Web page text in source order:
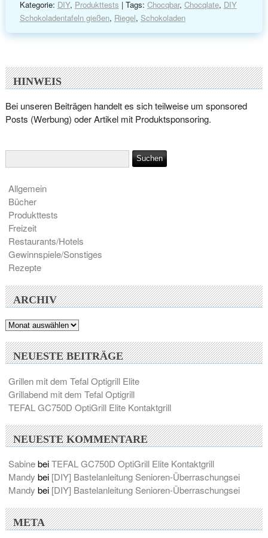
Kategorie: DIY, Produkttests | Tags: Chocqbar, Chocqlate, DIY
Schokoladentafeln gießen, Riegel, Schokoladen
HINWEIS
Bei unseren Beiträgen handelt es sich teilweise um sponsored
Posts (Werbung) oder Artikel mit Produktsponsoring.
Allgemein
Bücher
Produkttests
Freizeit
Restaurants/Hotels
Gewinnspiele/Sonstiges
Rezepte
ARCHIV
Archiv
NEUESTE BEITRÄGE
Grillen mit dem Tefal Optigrill Elite
Grillabend mit dem Tefal Optigrill
TEFAL GC750D OptiGrill Elite Kontaktgrill
NEUESTE KOMMENTARE
SabinebeiTEFAL GC750D OptiGrill Elite Kontaktgrill
Mandy bei [DIY] Bastelanleitung Senioren-Überraschungsei
Mandy bei [DIY] Bastelanleitung Senioren-Überraschungsei
META